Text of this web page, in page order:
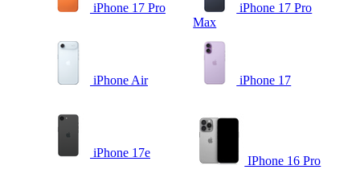
iPhone 17 Pro
iPhone 17 Pro
Max
iPhone Air iPhone 17
iPhone 17e
IPhone 16 Pro